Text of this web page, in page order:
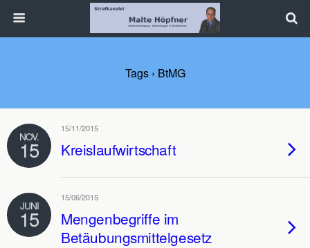
Tags › BtMG
NOV.
15
15/11/2015
Kreislaufwirtschaft
JUNI
15
15/06/2015
Mengenbegriffe im
Betäubungsmittelgesetz